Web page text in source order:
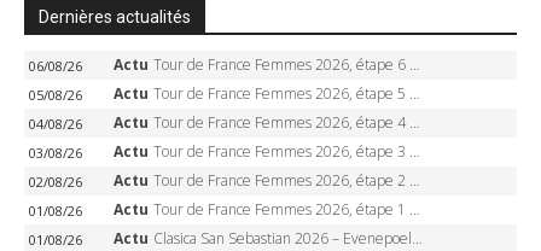
Dernières actualités
06/08/26 Actu Tour de France Femmes 2026, étape 6 – Kim Le Court-Pienaar gagne à Tournon, Reusser en jaune
05/08/26 Actu Tour de France Femmes 2026, étape 5 – Demi Vollering gagne à Belleville, Reusser en jaune, Ferrand-Prévot coule
04/08/26 Actu Tour de France Femmes 2026, étape 4 – Marlen Reusser écrase le chrono, Ferrand-Prévot en crise
03/08/26 Actu Tour de France Femmes 2026, étape 3 – Sigrid Haugset en solitaire, 88 km d’échappée, maillot jaune
02/08/26 Actu Tour de France Femmes 2026, étape 2 – Lorena Wiebes doublé à Genève, Markus héroïque, 7e record
01/08/26 Actu Tour de France Femmes 2026, étape 1 – Lorena Wiebes intouchable à Lausanne, premier maillot jaune
01/08/26 Actu Clasica San Sebastian 2026 – Evenepoel recordman, 4e victoire, Carapaz battu au sprint